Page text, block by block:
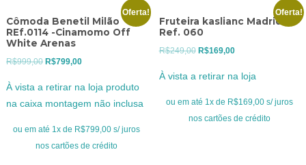
Oferta!
Cômoda Benetil Milão
REf.0114 -Cinamomo Off
White Arenas
R$999,00 O
original
era:
R$999,00.
R$799,00O
atual
é:
R$799,00.
À vista a retirar na loja produto
na caixa montagem não inclusa
ou em até 1x de R$799,00 s/ juros
nos cartões de crédito
Oferta!
Fruteira kaslianc Madrid
Ref. 060
R$249,00 O
original
era:
R$249,00.
R$169,00O
atual
é:
R$169,00.
À vista a retirar na loja
ou em até 1x de R$169,00 s/ juros
nos cartões de crédito